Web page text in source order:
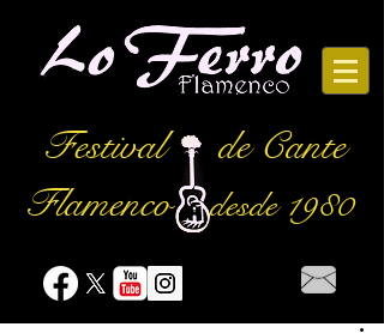
Festival
de Cante
Flamencodesde 1980